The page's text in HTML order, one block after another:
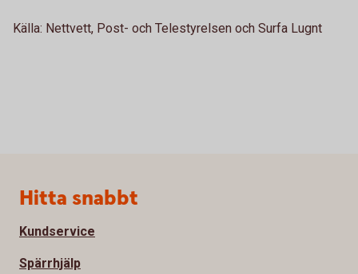
Källa: Nettvett, Post- och Telestyrelsen och Surfa Lugnt
Sidfot
Hitta snabbt
Kundservice
Spärrhjälp